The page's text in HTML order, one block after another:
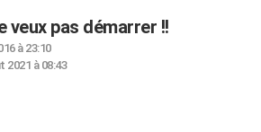
veux pas démarrer !!
à 23:10
2021 à 08:43